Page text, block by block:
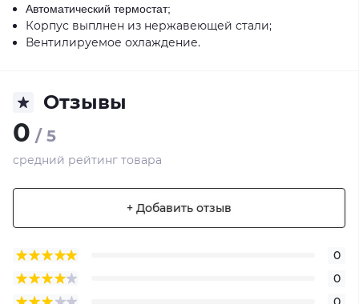
Автоматический термостат;
Корпус выплнен из нержавеющей стали;
Вентилируемое охлаждение.
Отзывы
0 / 5
средний рейтинг товара
+ Добавить отзыв
0
0